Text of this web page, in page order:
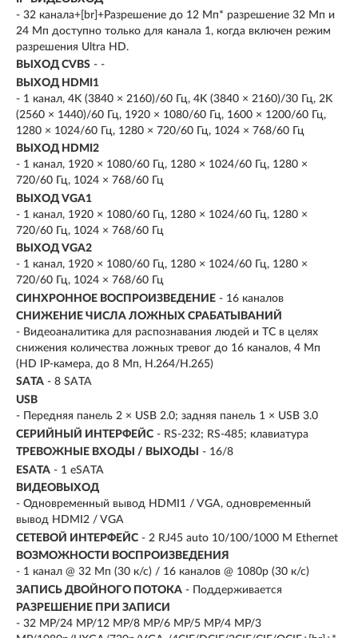
- 32 канала+[br]+Разрешение до 12 Mп* разрешение 32 Мп и
24 Мп доступно только для канала 1, когда включен режим
разрешения Ultra HD.
ВЫХОД CVBS - -
ВЫХОД HDMI1
- 1 канал, 4K (3840 × 2160)/60 Гц, 4K (3840 × 2160)/30 Гц, 2K
(2560 × 1440)/60 Гц, 1920 × 1080/60 Гц, 1600 × 1200/60 Гц,
1280 × 1024/60 Гц, 1280 × 720/60 Гц, 1024 × 768/60 Гц
ВЫХОД HDMI2
- 1 канал, 1920 × 1080/60 Гц, 1280 × 1024/60 Гц, 1280 ×
720/60 Гц, 1024 × 768/60 Гц
ВЫХОД VGA1
- 1 канал, 1920 × 1080/60 Гц, 1280 × 1024/60 Гц, 1280 ×
720/60 Гц, 1024 × 768/60 Гц
ВЫХОД VGA2
- 1 канал, 1920 × 1080/60 Гц, 1280 × 1024/60 Гц, 1280 ×
720/60 Гц, 1024 × 768/60 Гц
СИНХРОННОЕ ВОСПРОИЗВЕДЕНИЕ - 16 каналов
СНИЖЕНИЕ ЧИСЛА ЛОЖНЫХ СРАБАТЫВАНИЙ
- Видеоаналитика для распознавания людей и ТС в целях
снижения количества ложных тревог до 16 каналов, 4 Мп
(HD IP-камера, до 8 Мп, H.264/H.265)
SATA - 8 SATA
USB
- Передняя панель 2 × USB 2.0; задняя панель 1 × USB 3.0
СЕРИЙНЫЙ ИНТЕРФЕЙС - RS-232; RS-485; клавиатура
ТРЕВОЖНЫЕ ВХОДЫ / ВЫХОДЫ
- 16/8
ESATA - 1 eSATA
ВИДЕОВЫХОД
- Одновременный вывод HDMI1 / VGA, одновременный
вывод HDMI2 / VGA
СЕТЕВОЙ ИНТЕРФЕЙС - 2 RJ45 auto 10/100/1000 М Ethernet
ВОЗМОЖНОСТИ ВОСПРОИЗВЕДЕНИЯ
- 1 канал @ 32 Мп (30 к/с) / 16 каналов @ 1080p (30 к/с)
ЗАПИСЬ ДВОЙНОГО ПОТОКА - Поддерживается
РАЗРЕШЕНИЕ ПРИ ЗАПИСИ
- 32 MP/24 MP/12 MP/8 MP/6 MP/5 MP/4 MP/3